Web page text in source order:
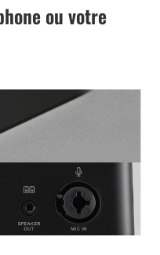
ou votre